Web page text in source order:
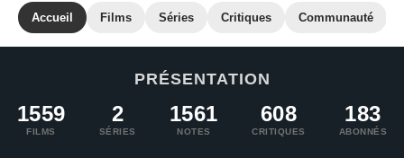
Accueil Films Séries Critiques Communauté
PRÉSENTATION
1559
FILMS
2
SÉRIES
1561
NOTES
608
CRITIQUES
183
ABONNÉS